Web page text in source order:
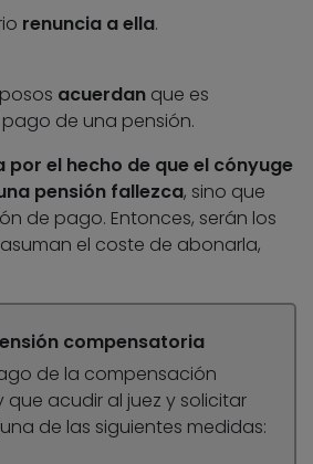
renuncia a ella.
acuerdan que es
de una pensión.
por el hecho de que el cónyuge
pensión fallezca, sino que
de pago. Entonces, serán los
el coste de abonarla,
compensatoria
de la compensación
acudir al juez y solicitar
de las siguientes medidas: